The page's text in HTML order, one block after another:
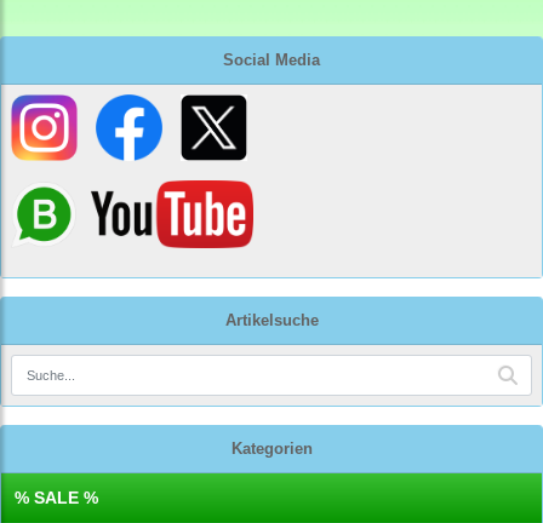
Social Media
Artikelsuche
Kategorien
% SALE %